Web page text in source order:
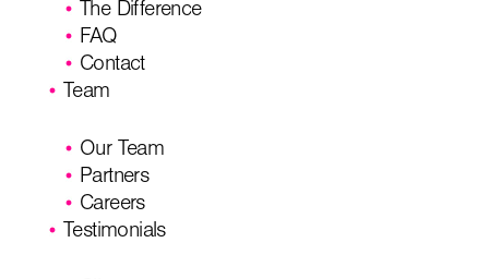
The Difference
FAQ
Contact
Team
Our Team
Partners
Careers
Testimonials